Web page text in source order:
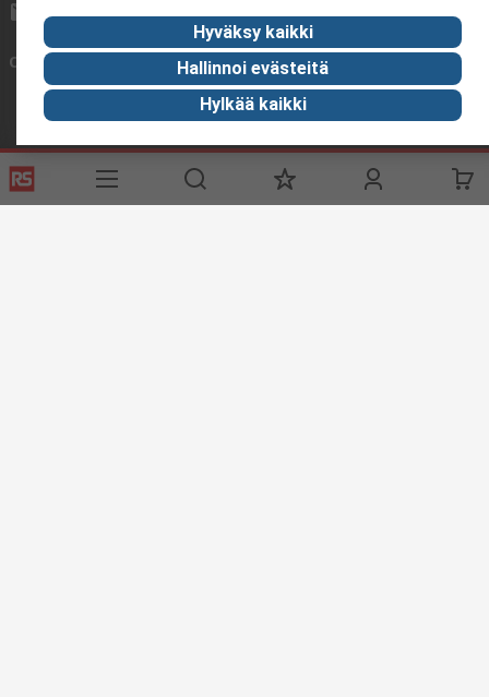
sales@rsdelivers.fi
Ota yhteyttä meihin
Hyödyllisiä linkkejä
Palvelut
Tietoa RS:stä
Hyväksy kaikki
Hallinnoi evästeitä
Hylkää kaikki